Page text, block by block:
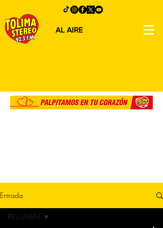
AL AIRE
Entrada
RESUMEN